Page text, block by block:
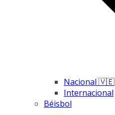
Nacional 🇻🇪
Internacional
Béisbol